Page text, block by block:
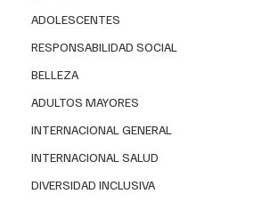
ADOLESCENTES
RESPONSABILIDAD SOCIAL
BELLEZA
ADULTOS MAYORES
INTERNACIONAL GENERAL
INTERNACIONAL SALUD
DIVERSIDAD INCLUSIVA